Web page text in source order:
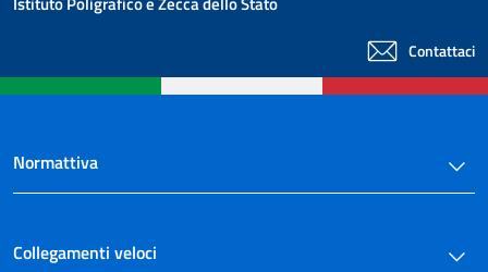
Contattaci
Normattiva
Collegamenti veloci